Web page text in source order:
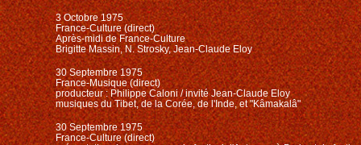
3 Octobre 1975
France-Culture (direct)
Après-midi de France-Culture
Brigitte Massin, N. Strosky, Jean-Claude Eloy
30 Septembre 1975
France-Musique (direct)
producteur : Philippe Caloni / invité Jean-Claude Eloy
musiques du Tibet, de la Corée, de l'Inde, et "Kâmakalâ"
30 Septembre 1975
France-Culture (direct)